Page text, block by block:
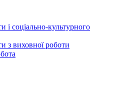
і соціально-культурного
з виховної роботи